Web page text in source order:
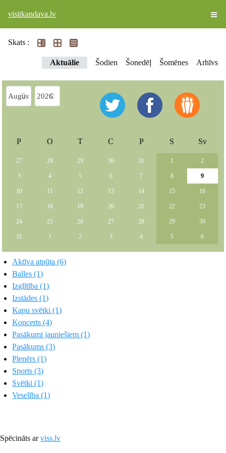
visitkandava.lv
Skats :
Aktuālie Šodien Šonedēļ Šomēnes Arhīvs
P O T C P S Sv
27 28 29 30 31 1 2
3 4 5 6 7 8 9
10 11 12 13 14 15 16
17 18 19 20 21 22 23
24 25 26 27 28 29 30
31 1 2 3 4 5 6
Aktīva atpūta (6)
Balles (1)
Izglītība (1)
Izstādes (1)
Kapu svētki (1)
Koncerts (4)
Pasākumi jauniešiem (1)
Pasākums (3)
Plenērs (1)
Sports (3)
Svētki (1)
Veselība (1)
Spēcināts arviss.lv